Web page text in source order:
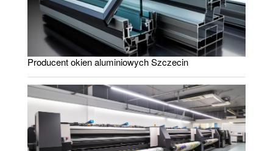
Producent okien aluminiowych Szczecin